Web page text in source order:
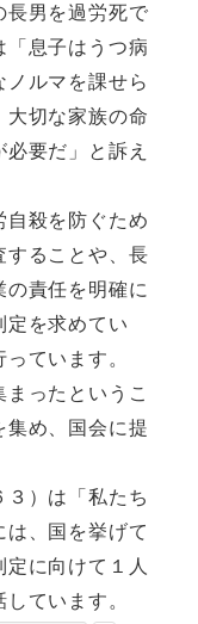
長男を過労死で
「息子はうつ病
ルマを課せら
大切な家族の命
要だ」と訴え
自殺を防ぐため
することや、長
の責任を明確に
定を求めてい
ています。
ったというこ
集め、国会に提
）は「私たち
、国を挙げて
に向けて１人
ています。